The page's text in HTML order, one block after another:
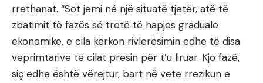
rrethanat. “Sot jemi në një situatë tjetër, atë të
zbatimit të fazës së tretë të hapjes graduale
ekonomike, e cila kërkon rivlerësimin edhe të disa
veprimtarive të cilat presin për t’u liruar. Kjo fazë,
siç edhe është vërejtur, bart në vete rrezikun e